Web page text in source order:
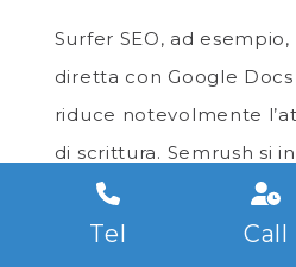
Surfer SEO, ad
diretta con Google
riduce notevolmente
di scrittura. Semrush si
Analytics e Search
lettura combinata dei
Tel Call